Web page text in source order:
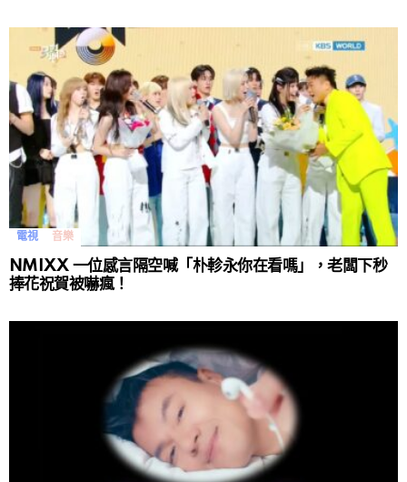
電視 音樂
NMIXX 一位感言隔空喊「朴軫永你在看嗎」，老闆下秒
捧花祝賀被嚇瘋！